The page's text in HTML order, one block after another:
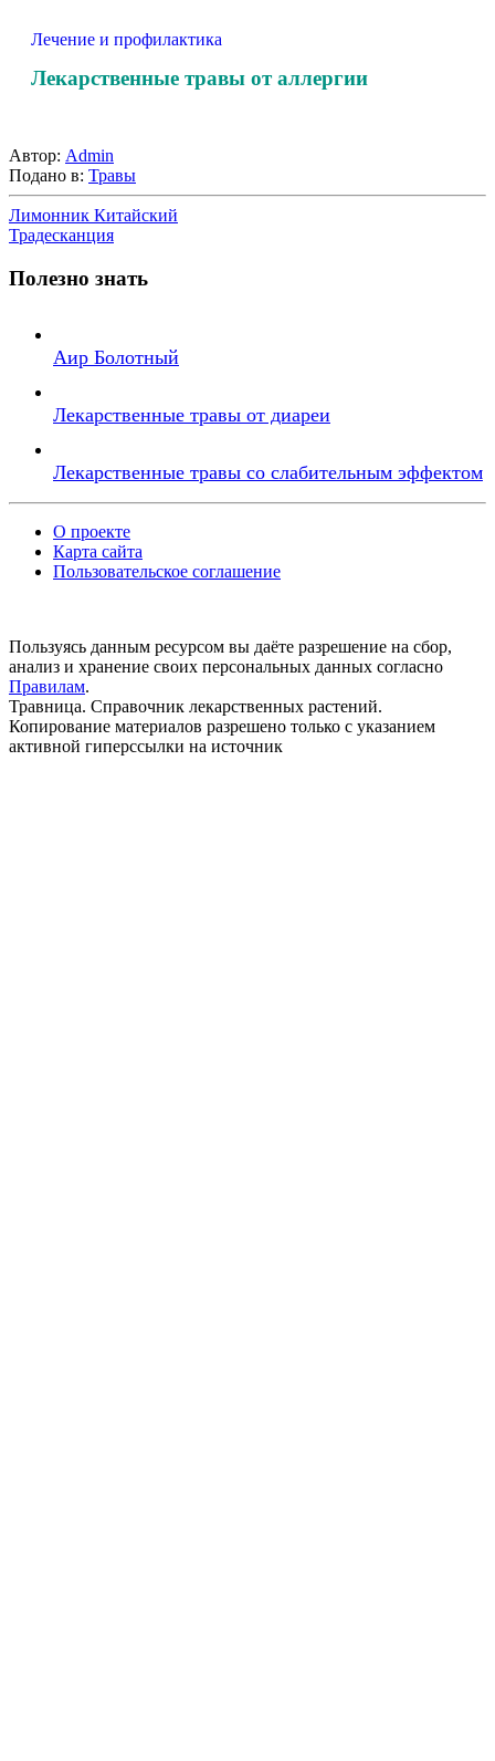
Лечение и профилактика
Лекарственные травы от аллергии
Автор: Admin
Подано в: Травы
Лимонник Китайский
Традесканция
Полезно знать
Аир Болотный
Лекарственные травы от диареи
Лекарственные травы со слабительным эффектом
О проекте
Карта сайта
Пользовательское соглашение
Пользуясь данным ресурсом вы даёте разрешение на сбор,
анализ и хранение своих персональных данных согласно
Правилам.
Травница. Справочник лекарственных растений.
Копирование материалов разрешено только с указанием
активной гиперссылки на источник